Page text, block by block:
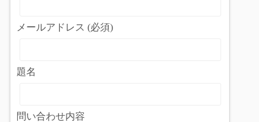
メールアドレス (必須)
題名
問い合わせ内容